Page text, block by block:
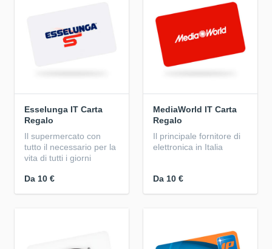
Esselunga IT Carta
Regalo
Il supermercato con
tutto il necessario per la
vita di tutti i giorni
Da 10 €
MediaWorld IT Carta
Regalo
Il principale fornitore di
elettronica in Italia
Da 10 €